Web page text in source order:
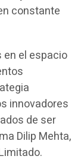
constante
el espacio
innovadores
de ser
Dilip Mehta,